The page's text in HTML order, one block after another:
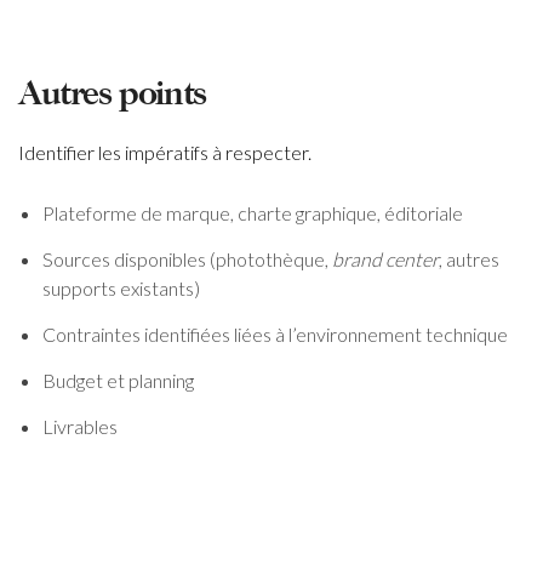
Autres points
Identifier les impératifs à respecter.
Plateforme de marque, charte graphique, éditoriale
Sources disponibles (photothèque, brand center, autres
supports existants)
Contraintes identifiées liées à l’environnement technique
Budget et planning
Livrables